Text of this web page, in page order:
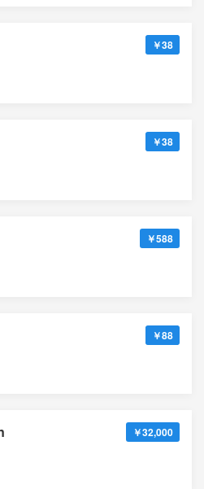
￥38
￥38
￥588
￥88
￥32,000